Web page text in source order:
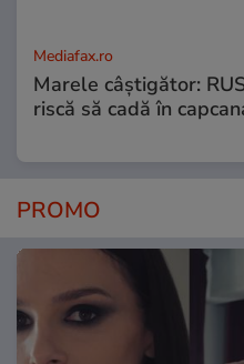
Mediafax.ro
Marele câștigător:
riscă să cadă în
PROMO